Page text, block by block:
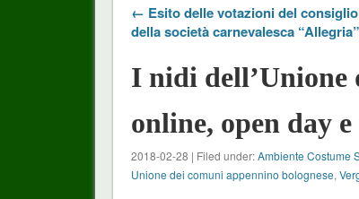
← Esito delle votazioni del
della società carnevalesca
I nidi dell’Unione
online, open day
2018-02-28 | Filed under:Ambiente Costume
Unione dei comuni appennino bolognese,